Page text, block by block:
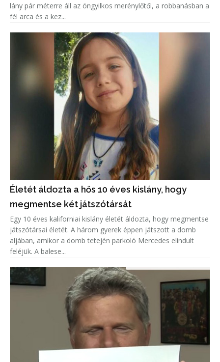
lány pár méterre áll az öngyilkos merénylőtől, a robbanásban a
fél arca és a kez...
Életét áldozta a hős 10 éves kislány, hogy
megmentse két játszótársát
Egy 10 éves kaliforniai kislány életét áldozta, hogy megmentse
játszótársai életét. A három gyerek éppen játszott a domb
aljában, amikor a domb tetején parkoló Mercedes elindult
feléjük. A balese...